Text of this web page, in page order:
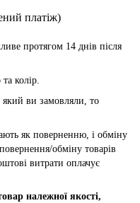
платіж)
протягом 14 днів після
колір.
ви замовляли, то
як поверненню, і обміну
обміну товарів
витрати оплачує
належної якості,